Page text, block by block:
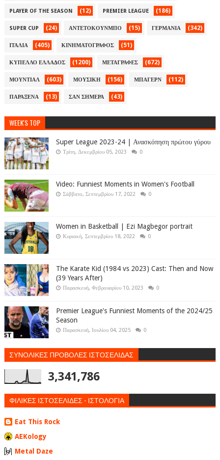
PLAYER OF THE SEASON (12) PREMIER LEAGUE (186)
SUPER CUP (24) ΑΝΤΕΤΟΚΟΥΝΜΠΟ (15) ΓΕΡΜΑΝΙΑ (342)
ΙΤΑΛΙΑ (405) ΚΙΝΗΜΑΤΟΓΡΑΦΟΣ (51)
ΚΥΠΕΛΛΟ ΕΛΛΑΔΟΣ (1200) ΜΕΤΑΓΡΑΦΕΣ (672)
ΜΟΥΝΤΙΑΛ (603) ΜΟΥΣΙΚΗ (156) ΜΠΑΓΕΡΝ (112)
ΠΑΡΑΞΕΝΑ (13) ΣΑΝ ΣΗΜΕΡΑ (43)
WEEK'S TOP
Super League 2023-24 | Ανασκόπηση πρώτου γύρου
Τρίτη, Δεκεμβρίου 05, 2023 0
Video: Funniest Moments in Women's Football
Σάββατο, Σεπτεμβρίου 17, 2022 0
Women in Basketball | Ezi Magbegor portrait
Κυριακή, Σεπτεμβρίου 18, 2022 0
The Karate Kid (1984 vs 2023) Cast: Then and Now
(39 Years After)
Παρασκευή, Φεβρουαρίου 10, 2023 0
Premier League's Funniest Moments of the 2024/25
Season
Παρασκευή, Ιουλίου 04, 2025 0
ΣΥΝΟΛΙΚΕΣ ΠΡΟΒΟΛΕΣ ΙΣΤΟΣΕΛΙΔΑΣ
3,341,786
ΦΙΛΙΚΕΣ ΙΣΤΟΣΕΛΙΔΕΣ - ΙΣΤΟΛΟΓΙΑ
Eat This Rock
AEKology
Metal Daze